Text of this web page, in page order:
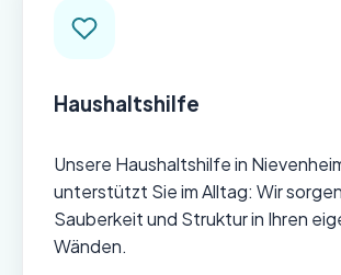
Haushaltshilfe
Unsere Haushaltshilfe in
unterstützt Sie im Alltag: Wir
Sauberkeit und Struktur in Ihren
Wänden.